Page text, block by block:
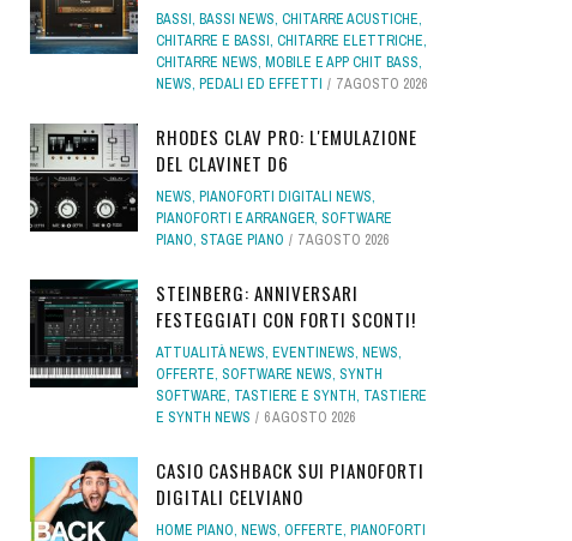
BASSI, BASSI NEWS, CHITARRE ACUSTICHE,
CHITARRE E BASSI, CHITARRE ELETTRICHE,
CHITARRE NEWS, MOBILE E APP CHIT BASS,
NEWS, PEDALI ED EFFETTI 7 AGOSTO 2026
RHODES CLAV PRO: L'EMULAZIONE
DEL CLAVINET D6
NEWS, PIANOFORTI DIGITALI NEWS,
PIANOFORTI E ARRANGER, SOFTWARE
PIANO, STAGE PIANO 7 AGOSTO 2026
STEINBERG: ANNIVERSARI
FESTEGGIATI CON FORTI SCONTI!
ATTUALITÀ NEWS, EVENTINEWS, NEWS,
OFFERTE, SOFTWARE NEWS, SYNTH
SOFTWARE, TASTIERE E SYNTH, TASTIERE
E SYNTH NEWS
6 AGOSTO 2026
CASIO CASHBACK SUI PIANOFORTI
DIGITALI CELVIANO
HOME PIANO, NEWS, OFFERTE, PIANOFORTI